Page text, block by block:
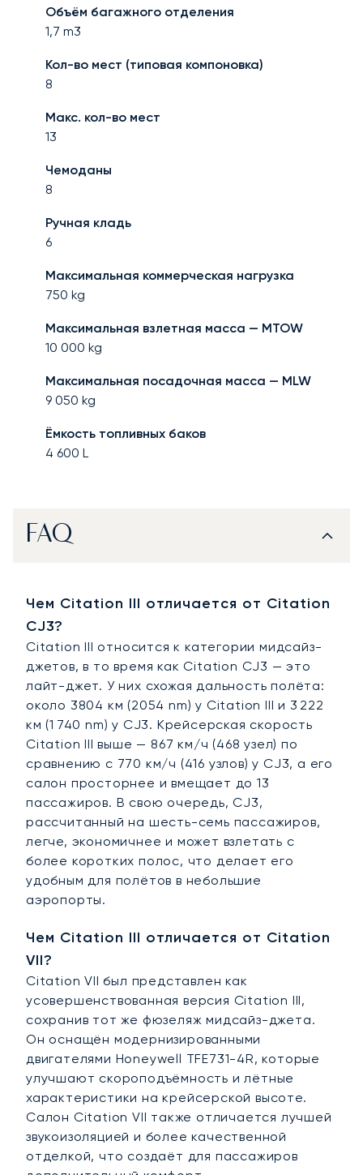
Объём багажного отделения
1,7 m3
Кол-во мест (типовая компоновка)
8
Макс. кол-во мест
13
Чемоданы
8
Ручная кладь
6
Максимальная коммерческая нагрузка
750 kg
Максимальная взлетная масса — MTOW
10 000 kg
Максимальная посадочная масса — MLW
9 050 kg
Ёмкость топливных баков
4 600 L
FAQ
Чем Citation III отличается от Citation
CJ3?
Citation III относится к категории мидсайз-
джетов, в то время как Citation CJ3 — это
лайт-джет. У них схожая дальность полёта:
около 3804 км (2054 nm) у Citation III и 3 222
км (1 740 nm) у CJ3. Крейсерская скорость
Citation III выше — 867 км/ч (468 узел) по
сравнению с 770 км/ч (416 узлов) у CJ3, а его
салон просторнее и вмещает до 13
пассажиров. В свою очередь, CJ3,
рассчитанный на шесть-семь пассажиров,
легче, экономичнее и может взлетать с
более коротких полос, что делает его
удобным для полётов в небольшие
аэропорты.
Чем Citation III отличается от Citation
VII?
Citation VII был представлен как
усовершенствованная версия Citation III,
сохранив тот же фюзеляж мидсайз-джета.
Он оснащён модернизированными
двигателями Honeywell TFE731-4R, которые
улучшают скороподъёмность и лётные
характеристики на крейсерской высоте.
Салон Citation VII также отличается лучшей
звукоизоляцией и более качественной
отделкой, что создаёт для пассажиров